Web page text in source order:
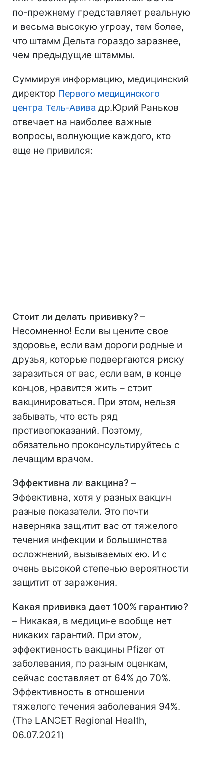
по-прежнему представляет реальную
и весьма высокую угрозу, тем более,
что штамм Дельта гораздо заразнее,
чем предыдущие штаммы.
Суммируя информацию, медицинский
директор Первого медицинского
центра Тель-Авива др.Юрий Раньков
отвечает на наиболее важные
вопросы, волнующие каждого, кто
еще не привился:
Стоит ли делать прививку? –
Несомненно! Если вы цените свое
здоровье, если вам дороги родные и
друзья, которые подвергаются риску
заразиться от вас, если вам, в конце
концов, нравится жить – стоит
вакцинироваться. При этом, нельзя
забывать, что есть ряд
противопоказаний. Поэтому,
обязательно проконсультируйтесь с
лечащим врачом.
Эффективна ли вакцина? –
Эффективна, хотя у разных вакцин
разные показатели. Это почти
наверняка защитит вас от тяжелого
течения инфекции и большинства
осложнений, вызываемых ею. И с
очень высокой степенью вероятности
защитит от заражения.
Какая прививка дает 100% гарантию?
– Никакая, в медицине вообще нет
никаких гарантий. При этом,
эффективность вакцины Pfizer от
заболевания, по разным оценкам,
сейчас составляет от 64% до 70%.
Эффективность в отношении
тяжелого течения заболевания 94%.
(The LANCET Regional Health,
06.07.2021)